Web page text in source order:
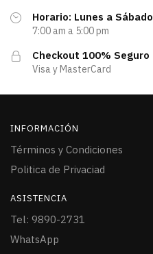
Horario: Lunes a Sábado
7:00 am a 5:00 pm
Checkout 100% Seguro
Visa y MasterCard
INFORMACIÓN
Términos y Condiciones
Politica de Privaciad
ASISTENCIA
Tel: 9890-2731
WhatsApp